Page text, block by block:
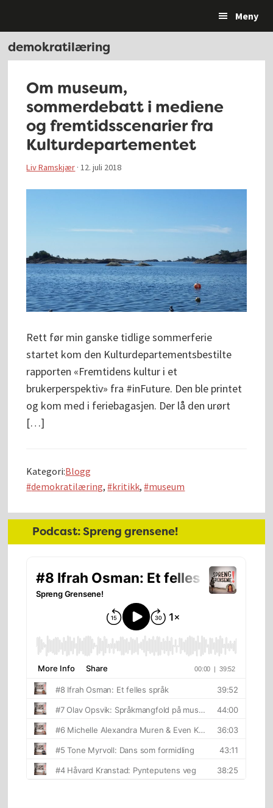
primær
menyen
hovedinnhold
primært
sidefelt
bunntekst
Meny
demokratilæring
Om museum,
sommerdebatt i mediene
og fremtidsscenarier fra
Kulturdepartementet
Liv Ramskjær ·12. juli 2018
Rett før min ganske tidlige sommerferie
startet kom den Kulturdepartementsbestilte
rapporten «Fremtidens kultur i et
brukerperspektiv» fra #inFuture. Den ble printet
og kom med i feriebagasjen. Der lå den urørt
[…]
Kategori:Blogg
demokratilæring, kritikk, museum
Hoved
Podcast: Spreng grensene!